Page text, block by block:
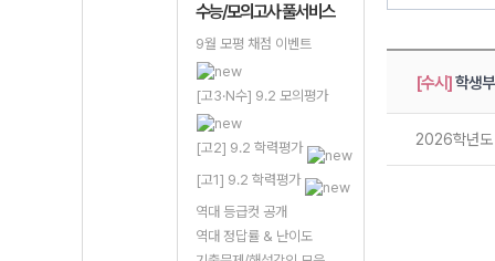
수능/모의고사 풀서비스
9월 모평 채점 이벤트
[고3·N수] 9.2 모의평가
[고2] 9.2 학력평가
[고1] 9.2 학력평가
역대 등급컷 공개
역대 정답률 & 난이도
[수시]학생
2026학년